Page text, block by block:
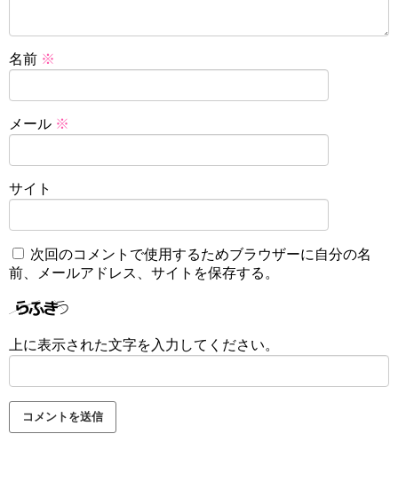
名前 ※
メール ※
サイト
次回のコメントで使用するためブラウザーに自分の名
前、メールアドレス、サイトを保存する。
上に表示された文字を入力してください。